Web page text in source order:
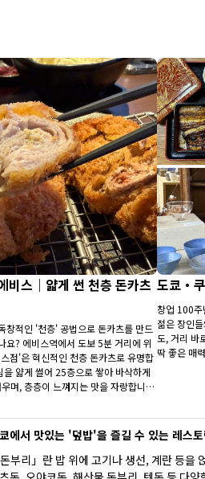
비스｜얇게 썬 천층 돈카츠
창적인 '천층' 공법으로 돈카츠를 만드
요? 에비스역에서 도보 5분 거리에 위
점'은 혁신적인 천층 돈카츠로 유명합
얇게 썰어 25층으로 쌓아 바삭하게
며, 층층이 느껴지는 맛을 자랑합니
. 또한, 매장에서 독자적으로 개발한
로 출시하여, 매번 방문할 때마다 신
도쿄・
창업 100주
젊은 장인
도, 거리 바
딱 좋은 매
에서 맛있는 '덮밥'을 즐길 수 있는 레스
돈부리」란 밥 위에 고기나 생선, 계란 등